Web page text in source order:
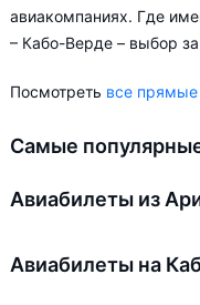
авиакомпаниях. Где
– Кабо-Верде – выбор
Посмотреть все
Самые
Авиабилеты из
Авиабилеты на